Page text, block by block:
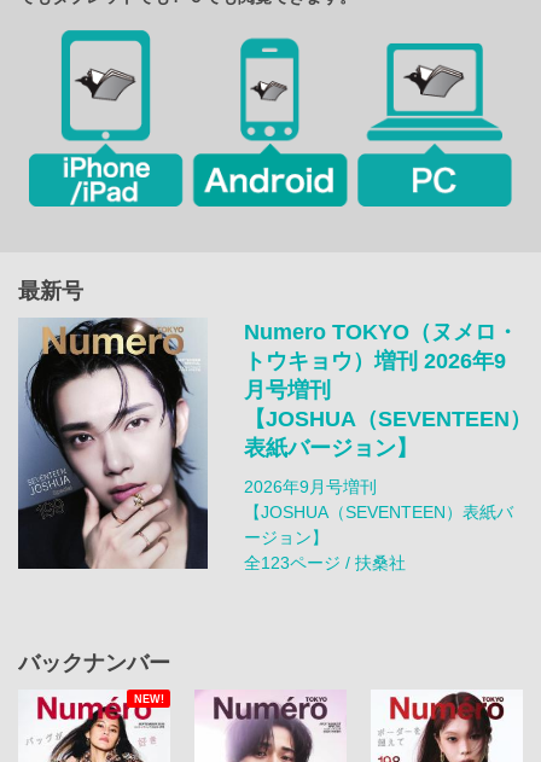
最新号
Numero TOKYO（ヌメロ・
トウキョウ）増刊 2026年9
月号増刊
【JOSHUA（SEVENTEEN）
表紙バージョン】
2026年9月号増刊
【JOSHUA（SEVENTEEN）表紙バ
ージョン】
全123ページ / 扶桑社
バックナンバー
NEW!